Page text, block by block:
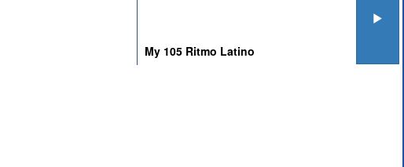
My 105 Ritmo Latino